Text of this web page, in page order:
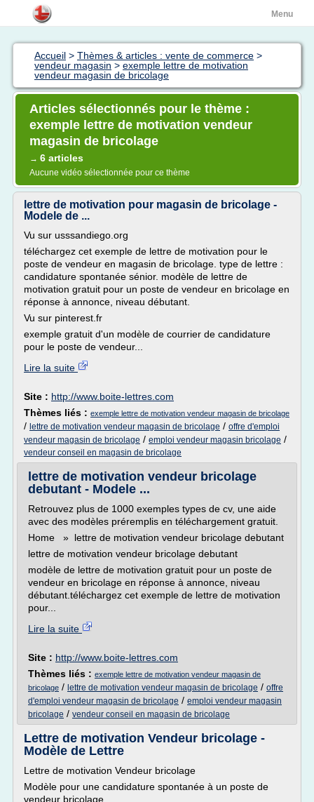
Menu
Accueil > Thèmes & articles : vente de commerce >
vendeur magasin > exemple lettre de motivation
vendeur magasin de bricolage
Articles sélectionnés pour le thème :
exemple lettre de motivation vendeur
magasin de bricolage
→ 6 articles
Aucune vidéo sélectionnée pour ce thème
lettre de motivation pour magasin de bricolage -
Modele de ...
Vu sur usssandiego.org
téléchargez cet exemple de lettre de motivation pour le
poste de vendeur en magasin de bricolage. type de lettre :
candidature spontanée sénior. modèle de lettre de
motivation gratuit pour un poste de vendeur en bricolage en
réponse à annonce, niveau débutant.
Vu sur pinterest.fr
exemple gratuit d'un modèle de courrier de candidature
pour le poste de vendeur...
Lire la suite
Site : http://www.boite-lettres.com
Thèmes liés : exemple lettre de motivation vendeur magasin de bricolage
/ lettre de motivation vendeur magasin de bricolage / offre d'emploi
vendeur magasin de bricolage / emploi vendeur magasin bricolage /
vendeur conseil en magasin de bricolage
lettre de motivation vendeur bricolage
debutant - Modele ...
Retrouvez plus de 1000 exemples types de cv, une aide
avec des modèles préremplis en téléchargement gratuit.
Home » lettre de motivation vendeur bricolage debutant
lettre de motivation vendeur bricolage debutant
modèle de lettre de motivation gratuit pour un poste de
vendeur en bricolage en réponse à annonce, niveau
débutant.téléchargez cet exemple de lettre de motivation
pour...
Lire la suite
Site : http://www.boite-lettres.com
Thèmes liés : exemple lettre de motivation vendeur magasin de
bricolage / lettre de motivation vendeur magasin de bricolage / offre
d'emploi vendeur magasin de bricolage / emploi vendeur magasin
bricolage / vendeur conseil en magasin de bricolage
Lettre de motivation Vendeur bricolage -
Modèle de Lettre
Lettre de motivation Vendeur bricolage
Modèle pour une candidature spontanée à un poste de
vendeur bricolage